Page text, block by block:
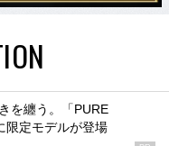
を纏う。「PURE
限定モデルが登場